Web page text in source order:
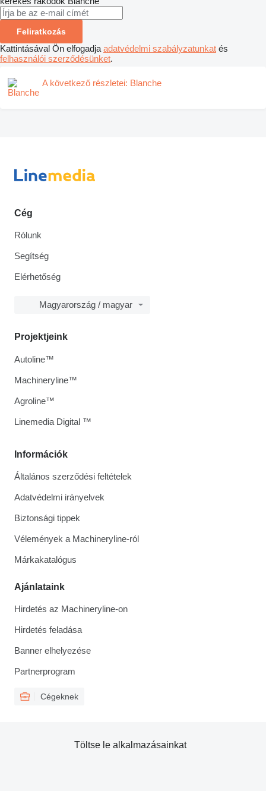
Feliratkozás
Kattintásával Ön elfogadja adatvédelmi szabályzatunkat és
felhasználói szerződésünket.
A következő részletei: Blanche
Cég
Rólunk
Segítség
Elérhetőség
Magyarország / magyar
Információk
Általános szerződési feltételek
Adatvédelmi irányelvek
Biztonsági tippek
Vélemények a Machineryline-ról
Márkakatalógus
Ajánlataink
Hirdetés az Machineryline-on
Hirdetés feladása
Banner elhelyezése
Partnerprogram
Cégeknek
Projektjeink
Autoline™
Machineryline™
Agroline™
Linemedia Digital ™
Töltse le alkalmazásainkat